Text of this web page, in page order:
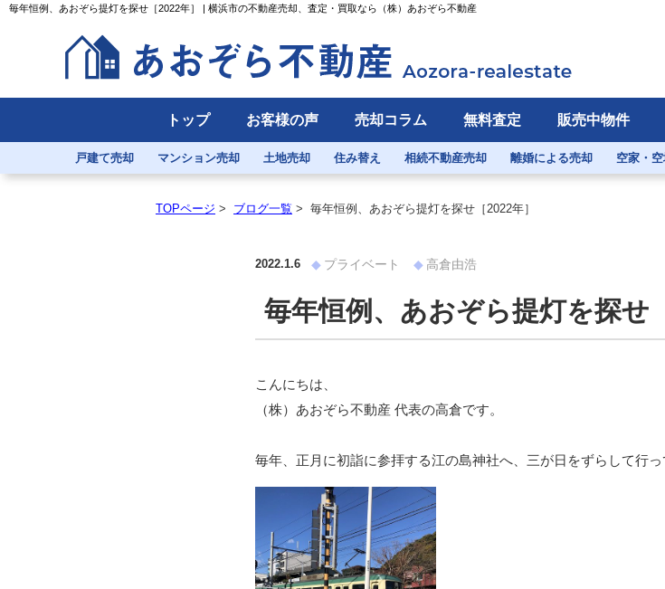
毎年恒例、あおぞら提灯を探せ［2022年］ | 横浜市の不動産売却、査定・買取なら（株）あおぞら不動産
トップ お客様の声 売却コラム 無料査定 販売中物件
戸建て売却 マンション売却 土地売却 住み替え 相続不動産売却 離婚による売却 空家・
TOPページ > ブログ一覧 > 毎年恒例、あおぞら提灯を探せ［2022年］
2022.1.6 プライベート 高倉由浩
毎年恒例、あおぞら提灯を探せ
こんにちは、
（株）あおぞら不動産 代表の高倉です。
毎年、正月に初詣に参拝する江の島神社へ、三が日をずらして行っ